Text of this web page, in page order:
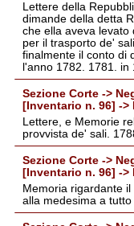
Lettere della
dimande della detta
che ella aveva
per il trasporto de'
finalmente il conto di
l'anno 1782. 1781. in
Sezione Corte ->
[Inventario n. 96] ->
Lettere, e Memorie
provvista de' sali.
Sezione Corte ->
[Inventario n. 96] ->
Memoria rigardante
alla medesima a